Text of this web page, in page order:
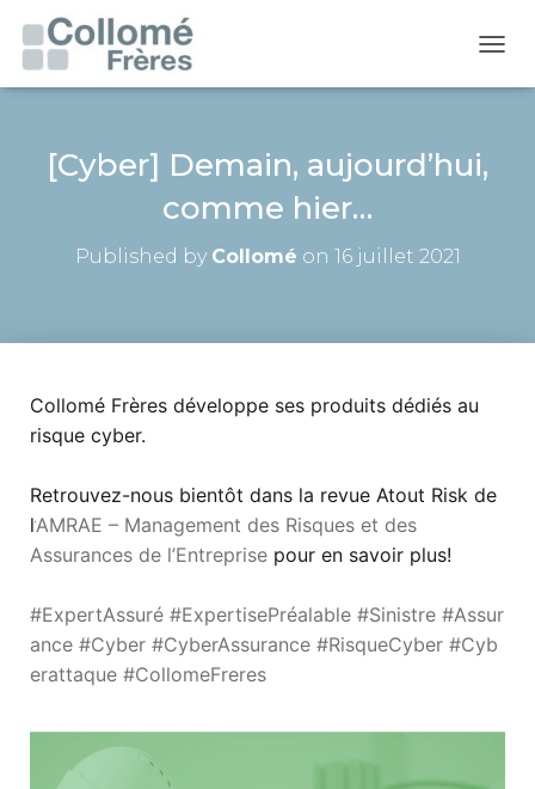
U
G
N
[Cyber] Demain, aujourd’hui,
comme hier…
Published by Collomé on 16 juillet 2021
Collomé Frères développe ses produits dédiés au
risque cyber.
Retrouvez-nous bientôt dans la revue Atout Risk de
l’AMRAE – Management des Risques et des
Assurances de l’Entreprise pour en savoir plus!
#ExpertAssuré #ExpertisePréalable #Sinistre #Assur
ance #Cyber #CyberAssurance #RisqueCyber #Cyb
erattaque #CollomeFreres